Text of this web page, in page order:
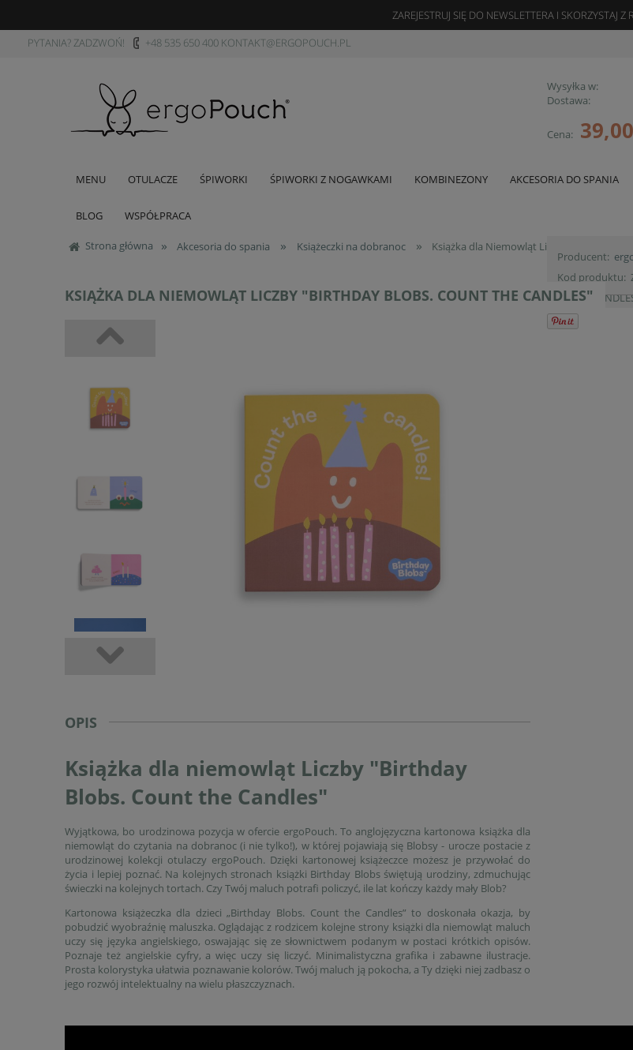
ZAREJESTRUJ SIĘ DO NEWSLETTERA I SKORZYSTAJ Z
PYTANIA? ZADZWOŃ!
+48 535 650 400 KONTAKT@ERGOPOUCH.PL
MENU OTULACZE ŚPIWORKI ŚPIWORKI Z NOGAWKAMI KOMBINEZONY AKCESORIA DO SPANIA
BLOG WSPÓŁPRACA
Strona główna » Akcesoria do spania » Książeczki na dobranoc » Książka dla Niemowląt Liczby "Birthday
KSIĄŻKA DLA NIEMOWLĄT LICZBY "BIRTHDAY BLOBS. COUNT THE CANDLES"
Wysyłka w:
Dostawa:
Cena:
szt.
Producent:
Kod produktu:
OPIS
Książka dla niemowląt Liczby "Birthday
Blobs. Count the Candles"
Wyjątkowa, bo urodzinowa pozycja w ofercie ergoPouch. To anglojęzyczna kartonowa książka dla
niemowląt do czytania na dobranoc (i nie tylko!), w której pojawiają się Blobsy - urocze postacie z
urodzinowej kolekcji otulaczy ergoPouch. Dzięki kartonowej książeczce możesz je przywołać do
życia i lepiej poznać. Na kolejnych stronach książki Birthday Blobs świętują urodziny, zdmuchując
świeczki na kolejnych tortach. Czy Twój maluch potrafi policzyć, ile lat kończy każdy mały Blob?
Kartonowa książeczka dla dzieci „Birthday Blobs. Count the Candles” to doskonała okazja, by
pobudzić wyobraźnię maluszka. Oglądając z rodzicem kolejne strony książki dla niemowląt maluch
uczy się języka angielskiego, oswajając się ze słownictwem podanym w postaci krótkich opisów.
Poznaje też angielskie cyfry, a więc uczy się liczyć. Minimalistyczna grafika i zabawne ilustracje.
Prosta kolorystyka ułatwia poznawanie kolorów. Twój maluch ją pokocha, a Ty dzięki niej zadbasz o
jego rozwój intelektualny na wielu płaszczyznach.